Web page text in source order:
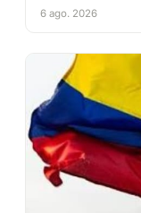
6 ago. 2026